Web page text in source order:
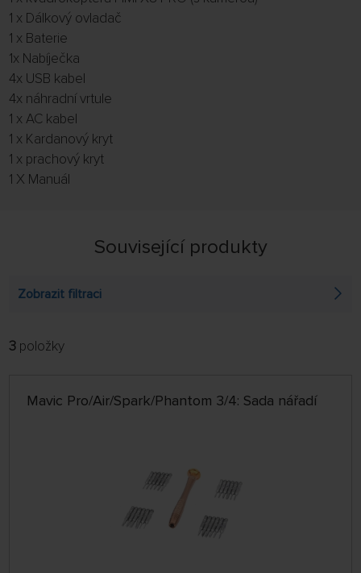
1 x Dálkový ovladač
1 x Baterie
1x Nabíječka
4x USB kabel
4x náhradní vrtule
1 x AC kabel
1 x Kardanový kryt
1 x prachový kryt
1 X Manuál
Související produkty
Zobrazit filtraci
FILTROVAT:
64 NA STRÁNCE
3 položky
Mavic Pro/Air/Spark/Phantom 3/4: Sada nářadí